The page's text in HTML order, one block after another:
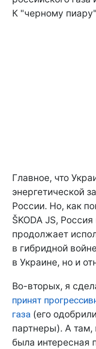
К "черному
Главное, что
энергетической
России. Но, как
ŠKODA JS,
продолжает
в гибридной
в Украине, но и
Во-вторых, я
принят
газа (его
партнеры). А там,
была интересная